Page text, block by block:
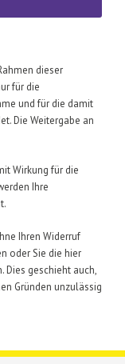
dieser
für die
und für die damit
Die Weitergabe an
Wirkung für die
Ihre
Ihren Widerruf
oder Sie die hier
Dies geschieht auch,
Gründen unzulässig